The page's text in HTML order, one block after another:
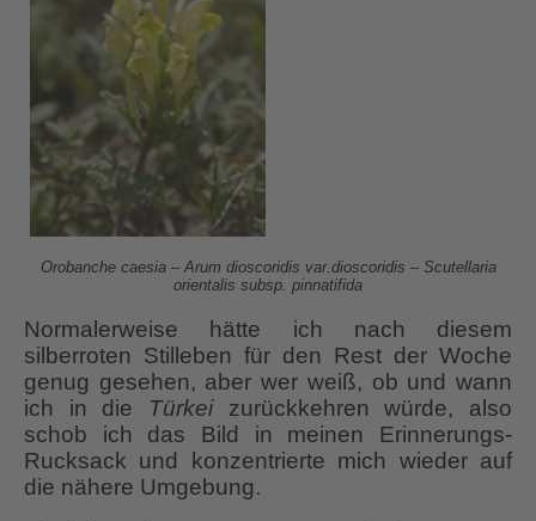
Orobanche caesia – Arum dioscoridis var.dioscoridis – Scutellaria
orientalis subsp. pinnatifida
Normalerweise hätte ich nach diesem
silberroten Stilleben für den Rest der Woche
genug gesehen, aber wer weiß, ob und wann
ich in die Türkeizurückkehren würde, also
schob ich das Bild in meinen Erinnerungs-
Rucksack und konzentrierte mich wieder auf
die nähere Umgebung.